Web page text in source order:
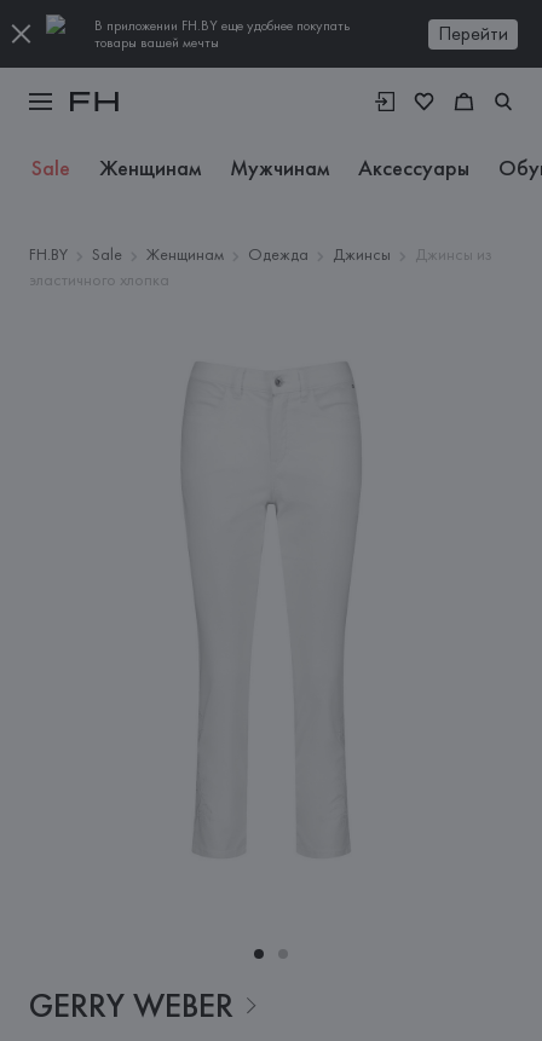
В приложении FH.BY еще удобнее покупать
товары вашей мечты
Перейти
Sale Женщинам Мужчинам Аксессуары
FH.BY Sale Женщинам Одежда Джинсы
Джинсы из
эластичного хлопка
GERRY WEBER